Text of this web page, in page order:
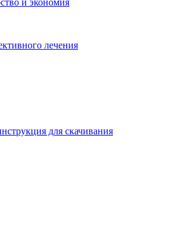
лечения
для скачивания